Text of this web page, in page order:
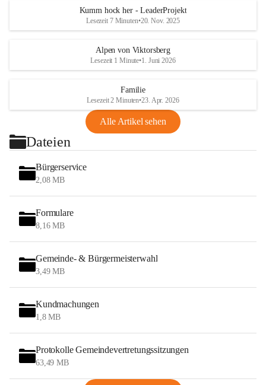
Kumm hock her - LeaderProjekt
Lesezeit 7 Minuten•20. Nov. 2025
Alpen von Viktorsberg
Lesezeit 1 Minute•1. Juni 2026
Familie
Lesezeit 2 Minuten•23. Apr. 2026
Alle Artikel sehen
Dateien
Bürgerservice
2,08 MB
Formulare
8,16 MB
Gemeinde- & Bürgermeisterwahl
3,49 MB
Kundmachungen
1,8 MB
Protokolle Gemeindevertretungssitzungen
63,49 MB